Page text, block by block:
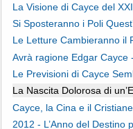
La Visione di Cayce del
Si Sposteranno i Poli
Le Letture Cambieranno il
Avrà ragione Edgar Cayce
Le Previsioni di Cayce
La Nascita Dolorosa di
Cayce, la Cina e il
2012 - L’Anno del Destino